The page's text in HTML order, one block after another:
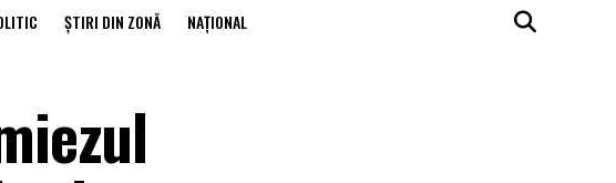
ŞTIRI DIN ZONĂ NAŢIONAL